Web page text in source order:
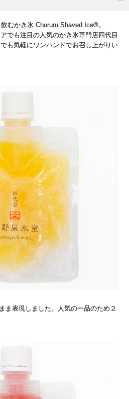
むかき氷 Chururu Shaved Ice®。
でも注目の人気のかき氷専門店四代目
も気軽にワンハンドでお召し上がりい
ま表現しました。人気の一品のため２